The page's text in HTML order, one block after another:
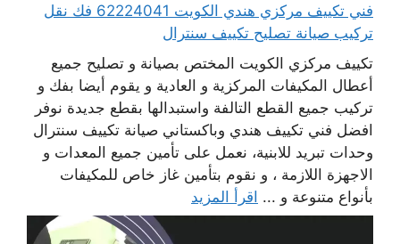
فني تكييف مركزي هندي الكويت 62224041 فك نقل
تركيب صيانة تصليح تكييف سنترال
تكييف مركزي الكويت المختص بصيانة و تصليح جميع
أعطال المكيفات المركزية و العادية و يقوم أيضا بفك و
تركيب جميع القطع التالفة واستبدالها بقطع جديدة نوفر
افضل فني تكييف هندي وباكستاني صيانة تكييف سنترال
وحدات تبريد للابنية، نعمل على تأمين جميع المعدات و
الاجهزة اللازمة ، و نقوم بتأمين غاز خاص للمكيفات
بأنواع متنوعة و ... اقرأ المزيد